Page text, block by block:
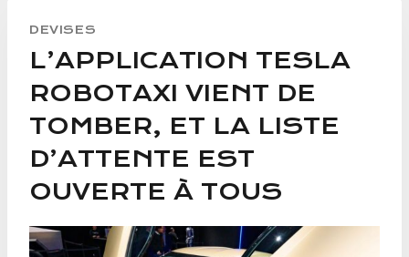
DEVISES
L’APPLICATION TESLA
ROBOTAXI VIENT DE
TOMBER, ET LA LISTE
D’ATTENTE EST
OUVERTE À TOUS